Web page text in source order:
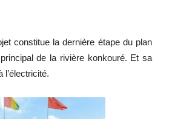
constitue la dernière étape du plan
de la rivière konkouré. Et sa
l’électricité.